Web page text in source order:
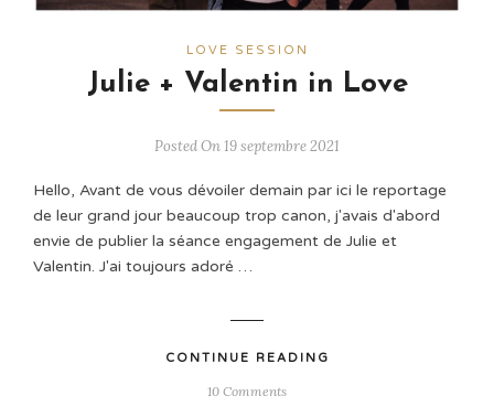
LOVE SESSION
Julie + Valentin in Love
Posted On 19 septembre 2021
Hello, Avant de vous dévoiler demain par ici le reportage
de leur grand jour beaucoup trop canon, j'avais d'abord
envie de publier la séance engagement de Julie et
Valentin. J'ai toujours adoré …
CONTINUE READING
10 Comments